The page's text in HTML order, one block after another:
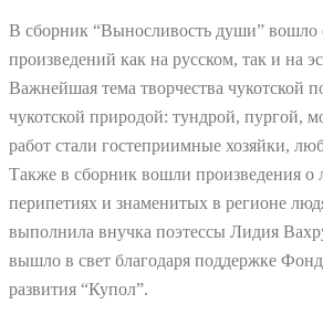
В сборник “Выносливость души”
произведений как на русском, так и на
Важнейшая тема творчества чукотской
чукотской природой: тундрой, пургой,
работ стали гостеприимные хозяйки,
Также в сборник вошли произведения о
перипетиях и знаменитых в регионе
выполнила внучка поэтессы Лидия
вышло в свет благодаря поддержке
развития “Купол”.